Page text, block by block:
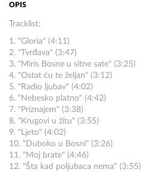
OPIS
Tracklist:
1. "Gloria" (4:11)
2. "Tvrđava" (3:47)
3. "Miris Bosne u sitne sate" (3:25)
4. "Ostat ću te željan" (3:12)
5. "Radio ljubav" (4:02)
6. "Nebesko platno" (4:42)
7. "Priznajem" (3:38)
8. "Krugovi u žitu" (3:55)
9. "Ljeto" (4:02)
10. "Duboko u Bosni" (3:26)
11. "Moj brate" (4:46)
12. "Šta kad poljubaca nema" (3:55)